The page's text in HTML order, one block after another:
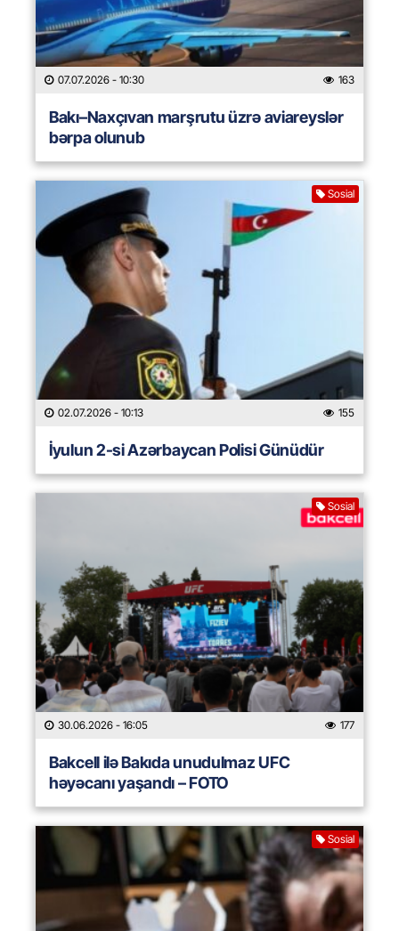
07.07.2026 - 10:30 163
Bakı–Naxçıvan marşrutu üzrə aviareyslər
bərpa olunub
Sosial
02.07.2026 - 10:13 155
İyulun 2-si Azərbaycan Polisi Günüdür
Sosial
30.06.2026 - 16:05 177
Bakcell ilə Bakıda unudulmaz UFC
həyəcanı yaşandı – FOTO
Sosial